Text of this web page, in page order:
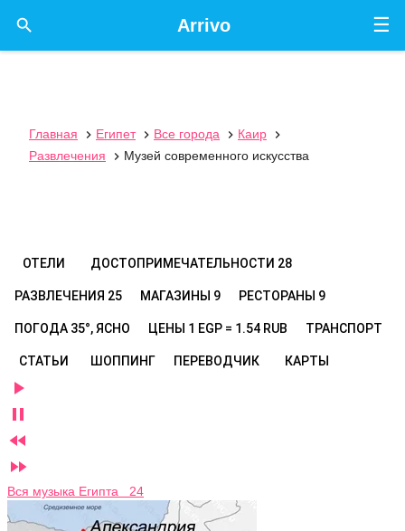
☰
Arrivo

Главная  Египет  Все города  Каир

Развлечения
 Музей современного искусства
ОТЕЛИ ДОСТОПРИМЕЧАТЕЛЬНОСТИ 28
РАЗВЛЕЧЕНИЯ 25 МАГАЗИНЫ 9 РЕСТОРАНЫ 9
ПОГОДА 35°, ЯСНО ЦЕНЫ 1 EGP = 1.54 RUB ТРАНСПОРТ
СТАТЬИ ШОППИНГ ПЕРЕВОДЧИК КАРТЫ




Вся музыка Египта 24